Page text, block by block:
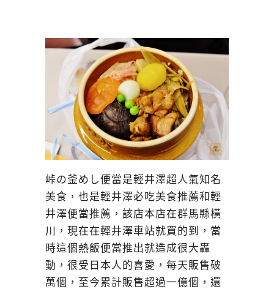
峠の釜めし便當是輕井澤超人氣知名
美食，也是輕井澤必吃美食推薦和輕
井澤便當推薦，該店本店在群馬縣橫
川，現在在輕井澤車站就買的到，當
時這個熱飯便當推出就造成很大轟
動，很受日本人的喜愛，每天販售破
萬個，至今累計販售超過一億個，還